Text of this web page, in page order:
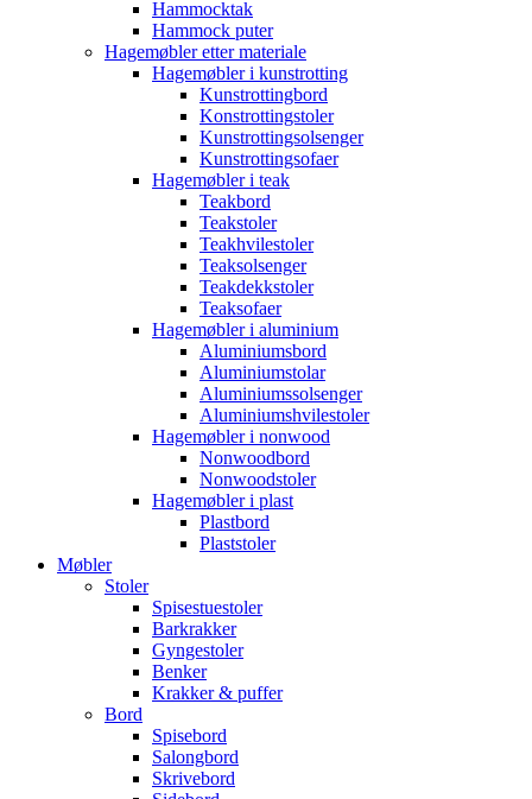
Hammocktak
Hammock puter
Hagemøbler etter materiale
Hagemøbler i kunstrotting
Kunstrottingbord
Konstrottingstoler
Kunstrottingsolsenger
Kunstrottingsofaer
Hagemøbler i teak
Teakbord
Teakstoler
Teakhvilestoler
Teaksolsenger
Teakdekkstoler
Teaksofaer
Hagemøbler i aluminium
Aluminiumsbord
Aluminiumstolar
Aluminiumssolsenger
Aluminiumshvilestoler
Hagemøbler i nonwood
Nonwoodbord
Nonwoodstoler
Hagemøbler i plast
Plastbord
Plaststoler
Møbler
Stoler
Spisestuestoler
Barkrakker
Gyngestoler
Benker
Krakker & puffer
Bord
Spisebord
Salongbord
Skrivebord